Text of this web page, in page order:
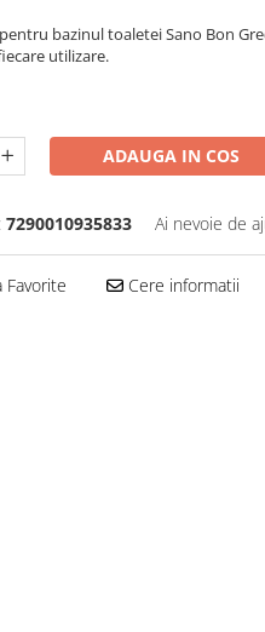
bazinul toaletei Sano Bon
utilizare.
ADAUGA IN COS
7290010935833 Ai nevoie de
Favorite Cere informatii